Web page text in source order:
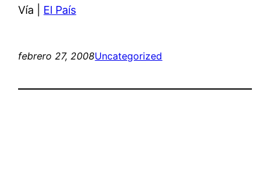
Vía | El País
febrero 27, 2008Uncategorized